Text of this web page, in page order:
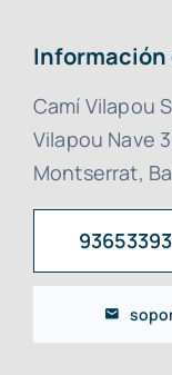
Camí Vilapou
Vilapou Nave
Montserrat,